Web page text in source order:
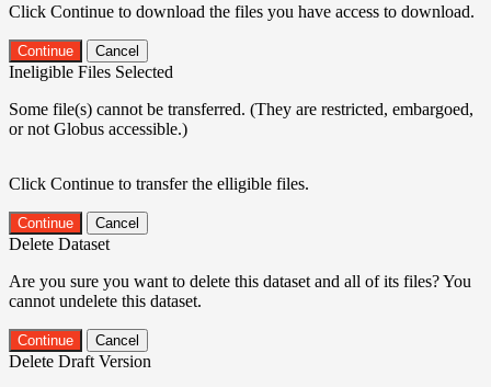
Click Continue to download the files you have access to download.
Continue Cancel
Ineligible Files Selected
Some file(s) cannot be transferred. (They are restricted, embargoed,
or not Globus accessible.)
Click Continue to transfer the elligible files.
Continue Cancel
Delete Dataset
Are you sure you want to delete this dataset and all of its files? You
cannot undelete this dataset.
Continue Cancel
Delete Draft Version